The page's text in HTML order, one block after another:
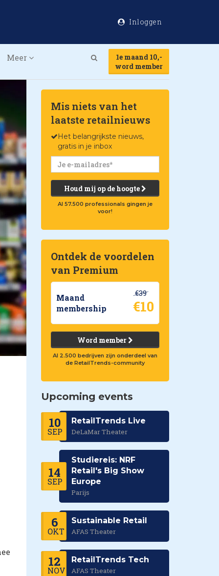
Inloggen
Meer
1e maand 10,-
word member
Mis niets van het
laatste retailnieuws
Het belangrijkste nieuws,
gratis in je inbox
Houd mij op de hoogte
Al 57.500 professionals gingen je
voor!
Ontdek de voordelen
van Premium
Maand
membership
€39
€10
Word member
Al 2.500 bedrijven zijn onderdeel van
de RetailTrends-community
Upcoming events
10
SEP
RetailTrends Live
DeLaMar Theater
14
SEP
Studiereis: NRF
Retail's Big Show
Europe
Parijs
6
OKT
Sustainable Retail
AFAS Theater
12
NOV
RetailTrends Tech
AFAS Theater